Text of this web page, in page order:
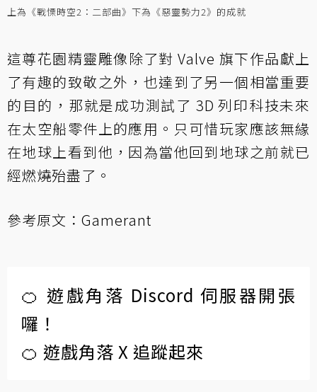
上為《戰慄時空2：二部曲》下為《惡靈勢力2》的成就
這尊花園精靈雕像除了對 Valve 旗下作品獻上
了有趣的致敬之外，也達到了另一個相當重要
的目的，那就是成功測試了 3D 列印科技未來
在太空船零件上的應用。只可惜玩家應該無緣
在地球上看到他，因為當他回到地球之前就已
經燃燒殆盡了。
參考原文： Gamerant
🍊 遊戲角落 Discord 伺服器開張
囉！
🍊 遊戲角落 X 追蹤起來